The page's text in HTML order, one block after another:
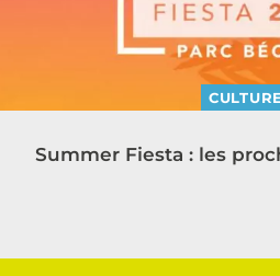
CULTURE
Summer Fiesta : les